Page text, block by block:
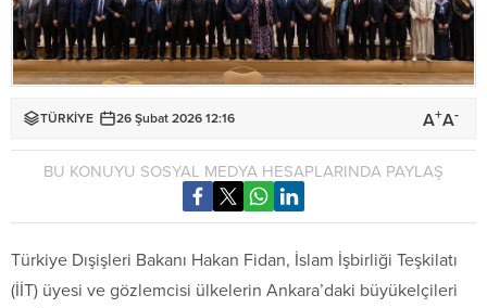
TÜRKİYE 26 Şubat 2026 12:16 A+A-
BU KONUYU SOSYAL MEDYA HESAPLARINDA PAYLAŞ
Türkiye Dışişleri Bakanı Hakan Fidan, İslam İşbirliği Teşkilatı
(İİT) üyesi ve gözlemcisi ülkelerin Ankara’daki büyükelçileri